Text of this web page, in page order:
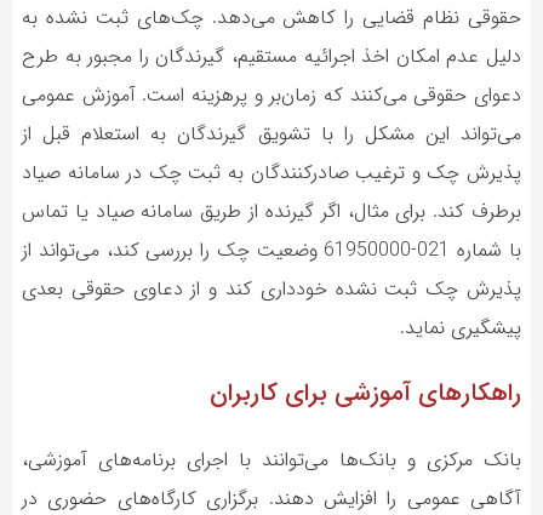
حقوقی نظام قضایی را کاهش می‌دهد. چک‌های ثبت نشده به
دلیل عدم امکان اخذ اجرائیه مستقیم، گیرندگان را مجبور به طرح
دعوای حقوقی می‌کنند که زمان‌بر و پرهزینه است. آموزش عمومی
می‌تواند این مشکل را با تشویق گیرندگان به استعلام قبل از
پذیرش چک و ترغیب صادرکنندگان به ثبت چک در سامانه صیاد
برطرف کند. برای مثال، اگر گیرنده از طریق سامانه صیاد یا تماس
با شماره 021-61950000 وضعیت چک را بررسی کند، می‌تواند از
پذیرش چک ثبت نشده خودداری کند و از دعاوی حقوقی بعدی
پیشگیری نماید.
راهکارهای آموزشی برای کاربران
بانک مرکزی و بانک‌ها می‌توانند با اجرای برنامه‌های آموزشی،
آگاهی عمومی را افزایش دهند. برگزاری کارگاه‌های حضوری در